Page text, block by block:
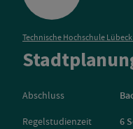
Technische Hochschule Lübeck
Abschluss
Regelstudienzeit 6